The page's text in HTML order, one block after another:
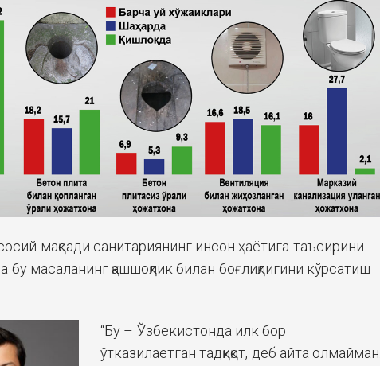
мақсади санитариянинг инсон ҳаётига таъсирини
бу масаланинг қашшоқлик билан боғлиқлигини кўрсатиш
“Бу – Ўзбекистонда илк бор
ўтказилаётган тадқиқот, деб айта олмайман.